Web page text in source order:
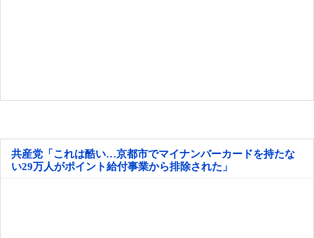
共産党「これは酷い…京都市でマイナンバーカードを持たな
い29万人がポイント給付事業から排除された」